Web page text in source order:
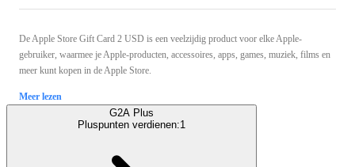
De Apple Store Gift Card 2 USD is een veelzijdig product voor elke Apple-
gebruiker, waarmee je Apple-producten, accessoires, apps, games, muziek, films en
meer kunt kopen in de Apple Store.
Meer lezen
G2A Plus
Pluspunten verdienen:1